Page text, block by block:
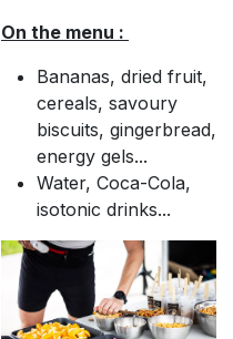
On the menu :
Bananas, dried fruit,
cereals, savoury
biscuits, gingerbread,
energy gels...
Water, Coca-Cola,
isotonic drinks...